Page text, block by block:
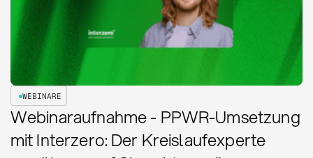
WEBINARE
Webinaraufnahme - PPWR-Umsetzung
mit Interzero: Der Kreislaufexperte